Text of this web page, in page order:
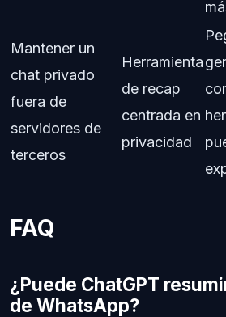
Mantener un
chat privado
fuera de
servidores de
terceros
Herramienta
de recap
centrada en
privacidad
FAQ
¿Puede ChatGPT
de WhatsApp?